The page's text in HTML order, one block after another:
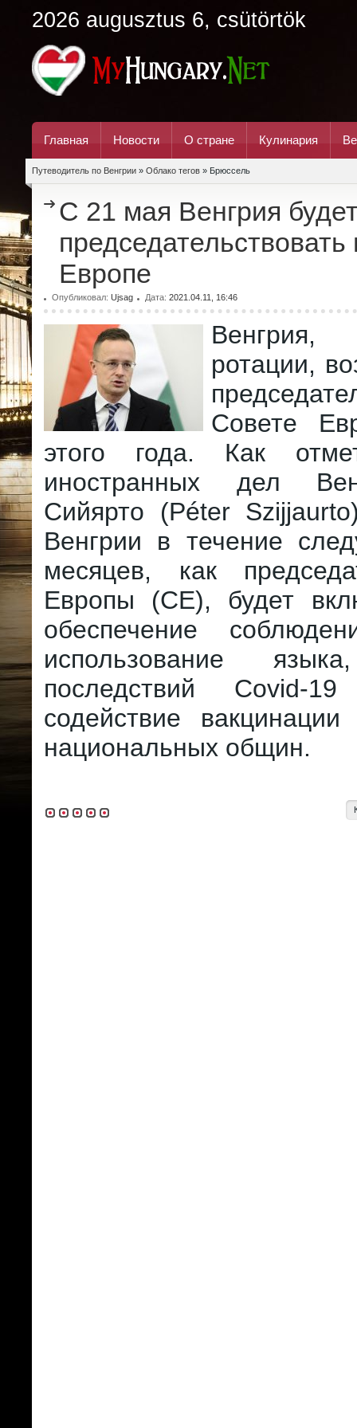
2026 augusztus 6, csütörtök
Главная Новости О стране Кулинария
Путеводитель по Венгрии » Облако тегов » Брюссель
С 21 мая Венгрия
Европе
Опубликовал: Ujsag Дата: 2021.04.11, 16:46
ротации,
Совете
этого года. Как
иностранных дел
Сийярто (Péter
Венгрии в течение
месяцев, как
Европы (СЕ), будет
обеспечение
использование
последствий Covid-
содействие
национальных общин.